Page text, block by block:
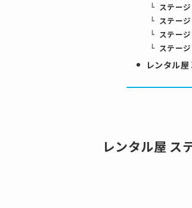
ステー
ステー
ステー
ステー
レンタル
レンタル屋 ス